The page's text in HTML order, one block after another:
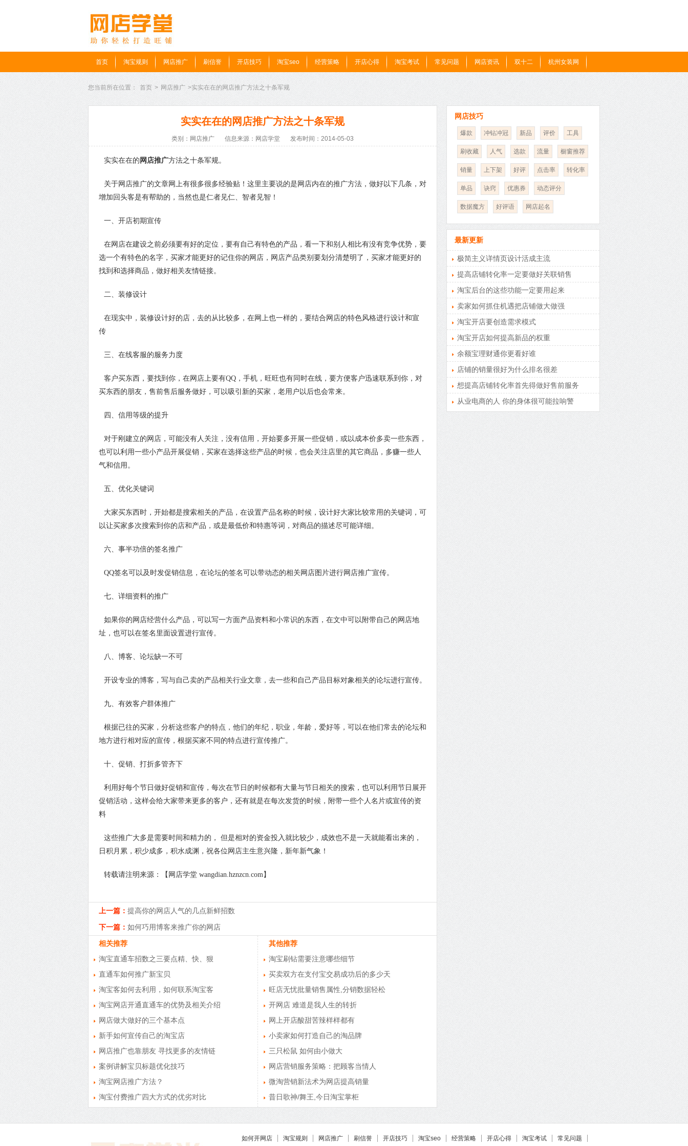
首页 淘宝规则 网店推广 刷信誉 开店技巧 淘宝seo 经营策略 开店心得 淘宝考试 常见问题 网店资讯 双十二 杭州女装网
您当前所在位置： 首页 > 网店推广 >实实在在的网店推广方法之十条军规
实实在在的网店推广方法之十条军规
类别：网店推广 信息来源：网店学堂 发布时间：2014-05-03
实实在在的 网店推广方法之十条军规。
关于网店推广的文章网上有很多很多经验贴！这里主要说的是网店内在的推广方法，做好以下几条，对
增加回头客是有帮助的，当然也是仁者见仁、智者见智！
一、开店初期宣传
在网店在建设之前必须要有好的定位，要有自己有特色的产品，看一下和别人相比有没有竞争优势，要
选一个有特色的名字，买家才能更好的记住你的网店，网店产品类别要划分清楚明了，买家才能更好的
找到和选择商品，做好相关友情链接。
二、装修设计
在现实中，装修设计好的店，去的从比较多，在网上也一样的，要结合网店的特色风格进行设计和宣
传
三、在线客服的服务力度
客户买东西，要找到你，在网店上要有QQ，手机，旺旺也有同时在线，要方便客户迅速联系到你，对
买东西的朋友，售前售后服务做好，可以吸引新的买家，老用户以后也会常来。
四、信用等级的提升
对于刚建立的网店，可能没有人关注，没有信用，开始要多开展一些促销，或以成本价多卖一些东西，
也可以利用一些小产品开展促销，买家在选择这些产品的时候，也会关注店里的其它商品，多赚一些人
气和信用。
五、优化关键词
大家买东西时，开始都是搜索相关的产品，在设置产品名称的时候，设计好大家比较常用的关键词，可
以让买家多次搜索到你的店和产品，或是最低价和特惠等词，对商品的描述尽可能详细。
六、事半功倍的签名推广
QQ签名可以及时发促销信息，在论坛的签名可以带动态的相关网店图片进行网店推广宣传。
七、详细资料的推广
如果你的网店经营什么产品，可以写一方面产品资料和小常识的东西，在文中可以附带自己的网店地
址，也可以在签名里面设置进行宣传。
八、博客、论坛缺一不可
开设专业的博客，写与自己卖的产品相关行业文章，去一些和自己产品目标对象相关的论坛进行宣传。
九、有效客户群体推广
根据已往的买家，分析这些客户的特点，他们的年纪，职业，年龄，爱好等，可以在他们常去的论坛和
地方进行相对应的宣传，根据买家不同的特点进行宣传推广。
十、促销、打折多管齐下
利用好每个节日做好促销和宣传，每次在节日的时候都有大量与节日相关的搜索，也可以利用节日展开
促销活动，这样会给大家带来更多的客户，还有就是在每次发货的时候，附带一些个人名片或宣传的资
料
这些推广大多是需要时间和精力的， 但是相对的资金投入就比较少，成效也不是一天就能看出来的，
日积月累，积少成多，积水成渊，祝各位网店主生意兴隆，新年新气象！
转载请注明来源：【网店学堂 wangdian.hznzcn.com】
上一篇： 提高你的网店人气的几点新鲜招数
下一篇： 如何巧用博客来推广你的网店
相关推荐
淘宝直通车招数之三要点精、快、狠
直通车如何推广新宝贝
淘宝客如何去利用，如何联系淘宝客
淘宝网店开通直通车的优势及相关介绍
网店做大做好的三个基本点
新手如何宣传自己的淘宝店
网店推广也靠朋友 寻找更多的友情链
案例讲解宝贝标题优化技巧
淘宝网店推广方法？
淘宝付费推广四大方式的优劣对比
其他推荐
淘宝刷钻需要注意哪些细节
买卖双方在支付宝交易成功后的多少天
旺店无忧批量销售属性,分销数据轻松
开网店 难道是我人生的转折
网上开店酸甜苦辣样样都有
小卖家如何打造自己的淘品牌
三只松鼠 如何由小做大
网店营销服务策略：把顾客当情人
微淘营销新法术为网店提高销量
昔日歌神/舞王,今日淘宝掌柜
网店技巧
爆款 冲钻冲冠 新品 评价 工具
刷收藏 人气 选款 流量 橱窗推荐
销量 上下架 好评 点击率 转化率
单品 诀窍 优惠券 动态评分
数据魔方 好评语 网店起名
最新更新
极简主义详情页设计活成主流
提高店铺转化率一定要做好关联销售
淘宝后台的这些功能一定要用起来
卖家如何抓住机遇把店铺做大做强
淘宝开店要创造需求模式
淘宝开店如何提高新品的权重
余额宝理财通你更看好谁
店铺的销量很好为什么排名很差
想提高店铺转化率首先得做好售前服务
从业电商的人 你的身体很可能拉响警
如何开网店 淘宝规则 网店推广 刷信誉 开店技巧 淘宝seo 经营策略 开店心得 淘宝考试 常见问题